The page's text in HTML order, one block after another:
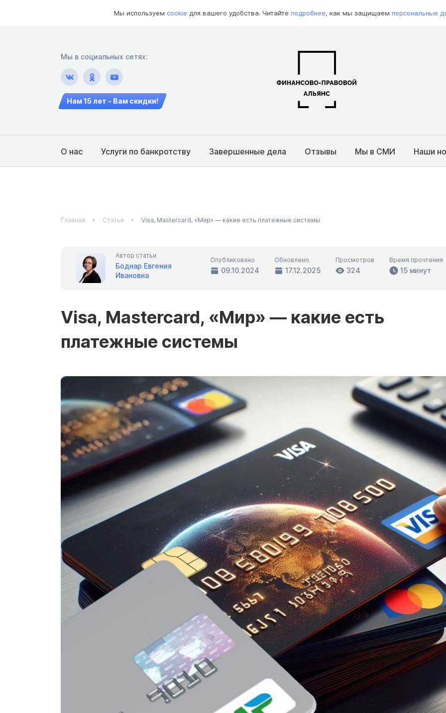
Мы используем cookie для вашего удобства. Читайте подробнее, как мы защищаем персональные
Мы в социальных сетях:
Нам 15 лет - Вам скидки!
О нас Услуги по банкротству Завершенные дела Отзывы Мы в СМИ Наши
Главная Статьи Visa, Mastercard, «Мир» — какие есть платежные системы
Автор статьи
Боднар Евгения
Ивановна
Опубликовано
09.10.2024
Обновлено
17.12.2025
Просмотров
324
Время прочтения
15 минут
Visa, Mastercard, «Мир» — какие есть
платежные системы